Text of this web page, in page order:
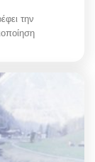
την